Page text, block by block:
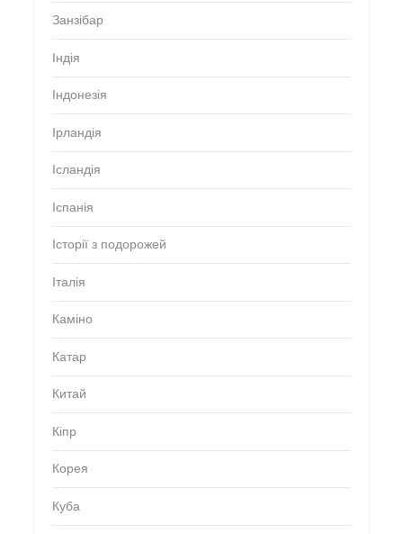
Занзібар
Індія
Індонезія
Ірландія
Ісландія
Іспанія
Історії з подорожей
Італія
Каміно
Катар
Китай
Кіпр
Корея
Куба